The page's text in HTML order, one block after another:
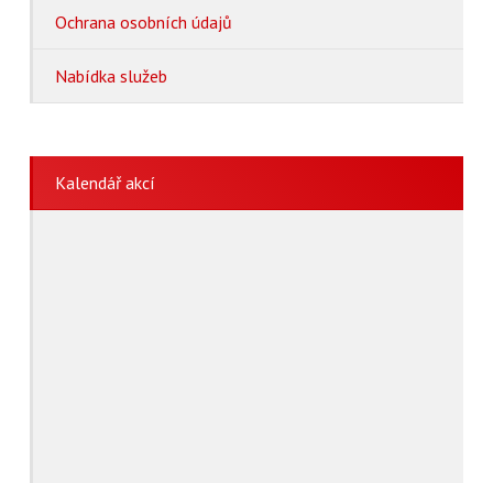
Ochrana osobních údajů
Nabídka služeb
Kalendář akcí